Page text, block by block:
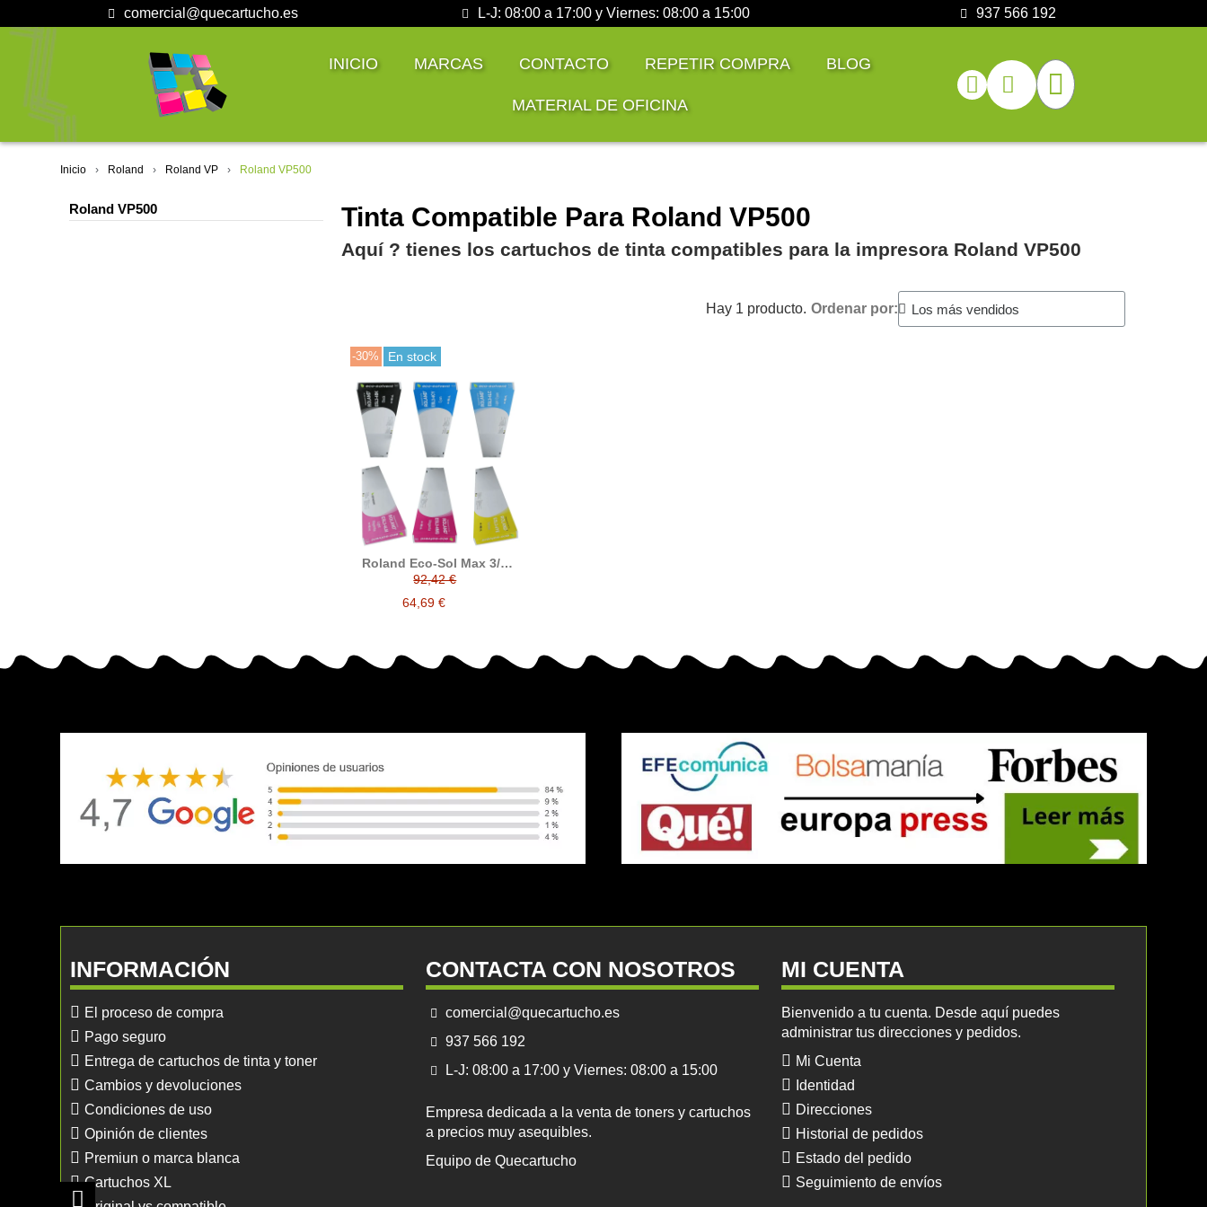
comercial@quecartucho.es L-J: 08:00 a 17:00 y Viernes: 08:00 a 15:00 937 566 192
INICIO MARCAS CONTACTO REPETIR COMPRA BLOG
MATERIAL DE OFICINA
Inicio Roland Roland VP Roland VP500
Roland VP500 Tinta Compatible Para Roland VP500
Aquí ? tienes los cartuchos de tinta compatibles para la impresora Roland VP500
Hay 1 producto. Ordenar por:
-30% En stock
Roland Eco-Sol Max 3/4
tinta compatible
pigmentada
92,42 €
64,69 €
INFORMACIÓN
El proceso de compra
Pago seguro
Entrega de cartuchos de tinta y toner
Cambios y devoluciones
Condiciones de uso
Opinión de clientes
Premiun o marca blanca
Cartuchos XL
CONTACTA CON NOSOTROS
comercial@quecartucho.es
937 566 192
L-J: 08:00 a 17:00 y Viernes: 08:00 a 15:00
Empresa dedicada a la venta de toners y cartuchos
a precios muy asequibles.
Equipo de Quecartucho
MI CUENTA
Bienvenido a tu cuenta. Desde aquí puedes
administrar tus direcciones y pedidos.
Mi Cuenta
Identidad
Direcciones
Historial de pedidos
Estado del pedido
Seguimiento de envíos